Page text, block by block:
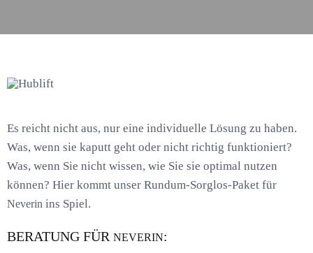
Es reicht nicht aus, nur eine individuelle Lösung zu haben.
Was, wenn sie kaputt geht oder nicht richtig funktioniert?
Was, wenn Sie nicht wissen, wie Sie sie optimal nutzen
können? Hier kommt unser Rundum-Sorglos-Paket für
Neverin ins Spiel.
BERATUNG FÜR NEVERIN: